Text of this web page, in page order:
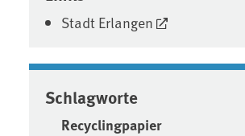
Stadt Erlangen
Schlagworte
Recyclingpapier